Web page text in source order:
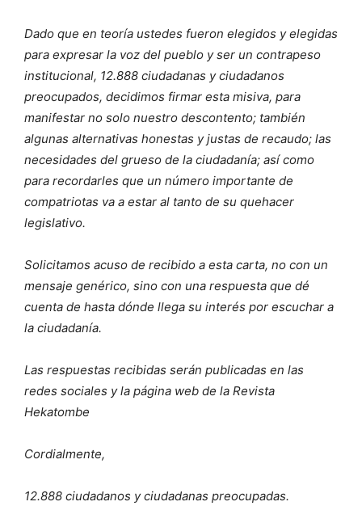
Dado que en teoría ustedes fueron elegidos y elegidas
para expresar la voz del pueblo y ser un contrapeso
institucional, 12.888 ciudadanas y ciudadanos
preocupados, decidimos firmar esta misiva, para
manifestar no solo nuestro descontento; también
algunas alternativas honestas y justas de recaudo; las
necesidades del grueso de la ciudadanía; así como
para recordarles que un número importante de
compatriotas va a estar al tanto de su quehacer
legislativo.
Solicitamos acuso de recibido a esta carta, no con un
mensaje genérico, sino con una respuesta que dé
cuenta de hasta dónde llega su interés por escuchar a
la ciudadanía.
Las respuestas recibidas serán publicadas en las
redes sociales y la página web de la Revista
Hekatombe
Cordialmente,
12.888 ciudadanos y ciudadanas preocupadas.